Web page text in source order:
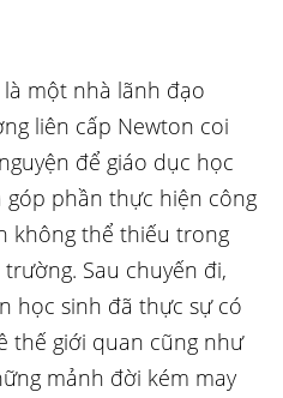
là một nhà lãnh đạo
liên cấp Newton coi
để giáo dục học
góp phần thực hiện công
không thể thiếu trong
Sau chuyến đi,
học sinh đã thực sự có
thế giới quan cũng như
mảnh đời kém may